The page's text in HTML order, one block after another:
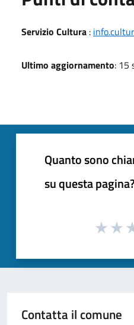
Servizio Cultura :
Ultimo aggiornamento: 15
Quanto sono
su questa
Contatta il comune